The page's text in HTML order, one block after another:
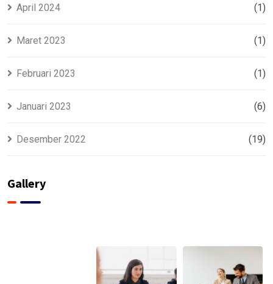
April 2024 (1)
Maret 2023 (1)
Februari 2023 (1)
Januari 2023 (6)
Desember 2022 (19)
Gallery